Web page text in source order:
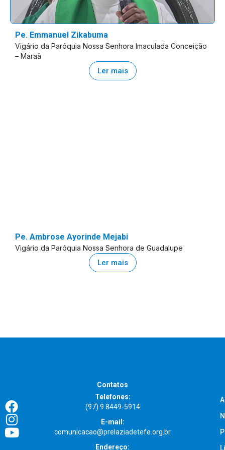
Pe. Emmanuel Zikabuma
Vigário da Paróquia Nossa Senhora Imaculada Conceição
– Maraã
Ler mais
Pe. Ambrose Ayorinde Mejabi
Vigário da Paróquia Nossa Senhora de Guadalupe
Ler mais
Contatos
Telefones:
(97) 9 8449-5914
E-mail:
comunicacao@prelaziadetefe.org.br
Endereço: